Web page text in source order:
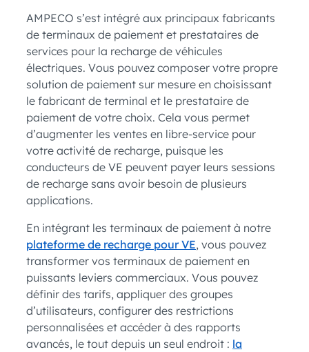
AMPECO s’est intégré aux principaux fabricants
de terminaux de paiement et prestataires de
services pour la recharge de véhicules
électriques. Vous pouvez composer votre propre
solution de paiement sur mesure en choisissant
le fabricant de terminal et le prestataire de
paiement de votre choix. Cela vous permet
d’augmenter les ventes en libre-service pour
votre activité de recharge, puisque les
conducteurs de VE peuvent payer leurs sessions
de recharge sans avoir besoin de plusieurs
applications.
En intégrant les terminaux de paiement à notre
plateforme de recharge pour VE, vous pouvez
transformer vos terminaux de paiement en
puissants leviers commerciaux. Vous pouvez
définir des tarifs, appliquer des groupes
d’utilisateurs, configurer des restrictions
personnalisées et accéder à des rapports
avancés, le tout depuis un seul endroit : la